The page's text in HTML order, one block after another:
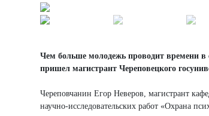
Чем больше молодежь проводит времени в
пришел магистрант Череповецкого
Череповчанин Егор Неверов, магистрант
научно-исследовательских работ «Охрана